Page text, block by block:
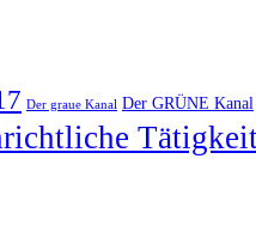
Der graue Kanal Der GRÜNE Kanal